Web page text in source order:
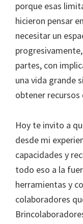
porque esas
hicieron pensar
necesitar un
partes, con
una vida grande
obtener recursos
Hoy te invito a
desde mi
capacidades y
todo eso a la
herramientas y
colaboradores